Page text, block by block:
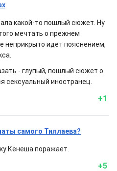
какой-то пошлый сюжет. Ну
мечтать о прежнем
неприкрыто идет пояснением,
- глупый, пошлый сюжет о
сексуальный иностранец.
+1
самого Тиллаева?
Кенеша поражает.
+5